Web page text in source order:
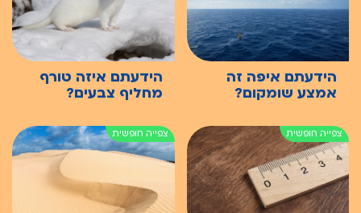
הידעתם איפה זה
אמצע שומקום?
הידעתם איזה טורף
מחליף צבעים?